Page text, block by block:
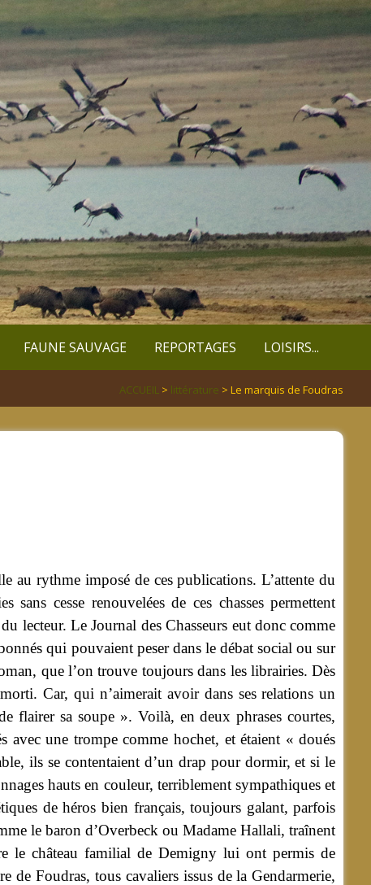
FAUNE SAUVAGE REPORTAGES LOISIRS...
ACCUEIL > littérature > Le marquis de Foudras
au rythme imposé de ces publications. L’attente du
cesse renouvelées de ces chasses permettent
lecteur. Le Journal des Chasseurs eut donc comme
qui pouvaient peser dans le débat social ou sur
que l’on trouve toujours dans les librairies. Dès
Car, qui n’aimerait avoir dans ses relations un
flairer sa soupe ». Voilà, en deux phrases courtes,
avec une trompe comme hochet, et étaient « doués
ils se contentaient d’un drap pour dormir, et si le
hauts en couleur, terriblement sympathiques et
de héros bien français, toujours galant, parfois
le baron d’Overbeck ou Madame Hallali, traînent
le château familial de Demigny lui ont permis de
de Foudras, tous cavaliers issus de la Gendarmerie,